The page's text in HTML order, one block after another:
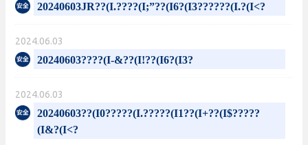
20240603JR??(I.????(I;”??(I6?(I3??????(I.?(I<?
2024.06.03
20240603????(I-&??(I!??(I6?(I3?
2024.06.03
20240603??(I0?????(I.?????(I1??(I+??(I$?????
(I&?(I<?